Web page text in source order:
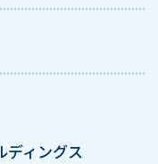
ディングス